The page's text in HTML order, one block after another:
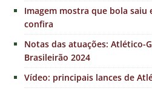
Imagem mostra que bola saiu
confira
Notas das atuações: Atlético-
Brasileirão 2024
Vídeo: principais lances de